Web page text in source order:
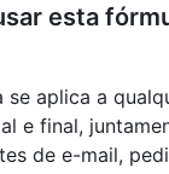
esta
se aplica a
e final,
de e-mail,